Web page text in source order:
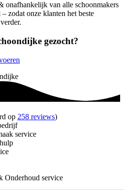
onafhankelijk van alle schoonmakers
– zodat onze klanten het beste
gezocht?
op 258 reviews)